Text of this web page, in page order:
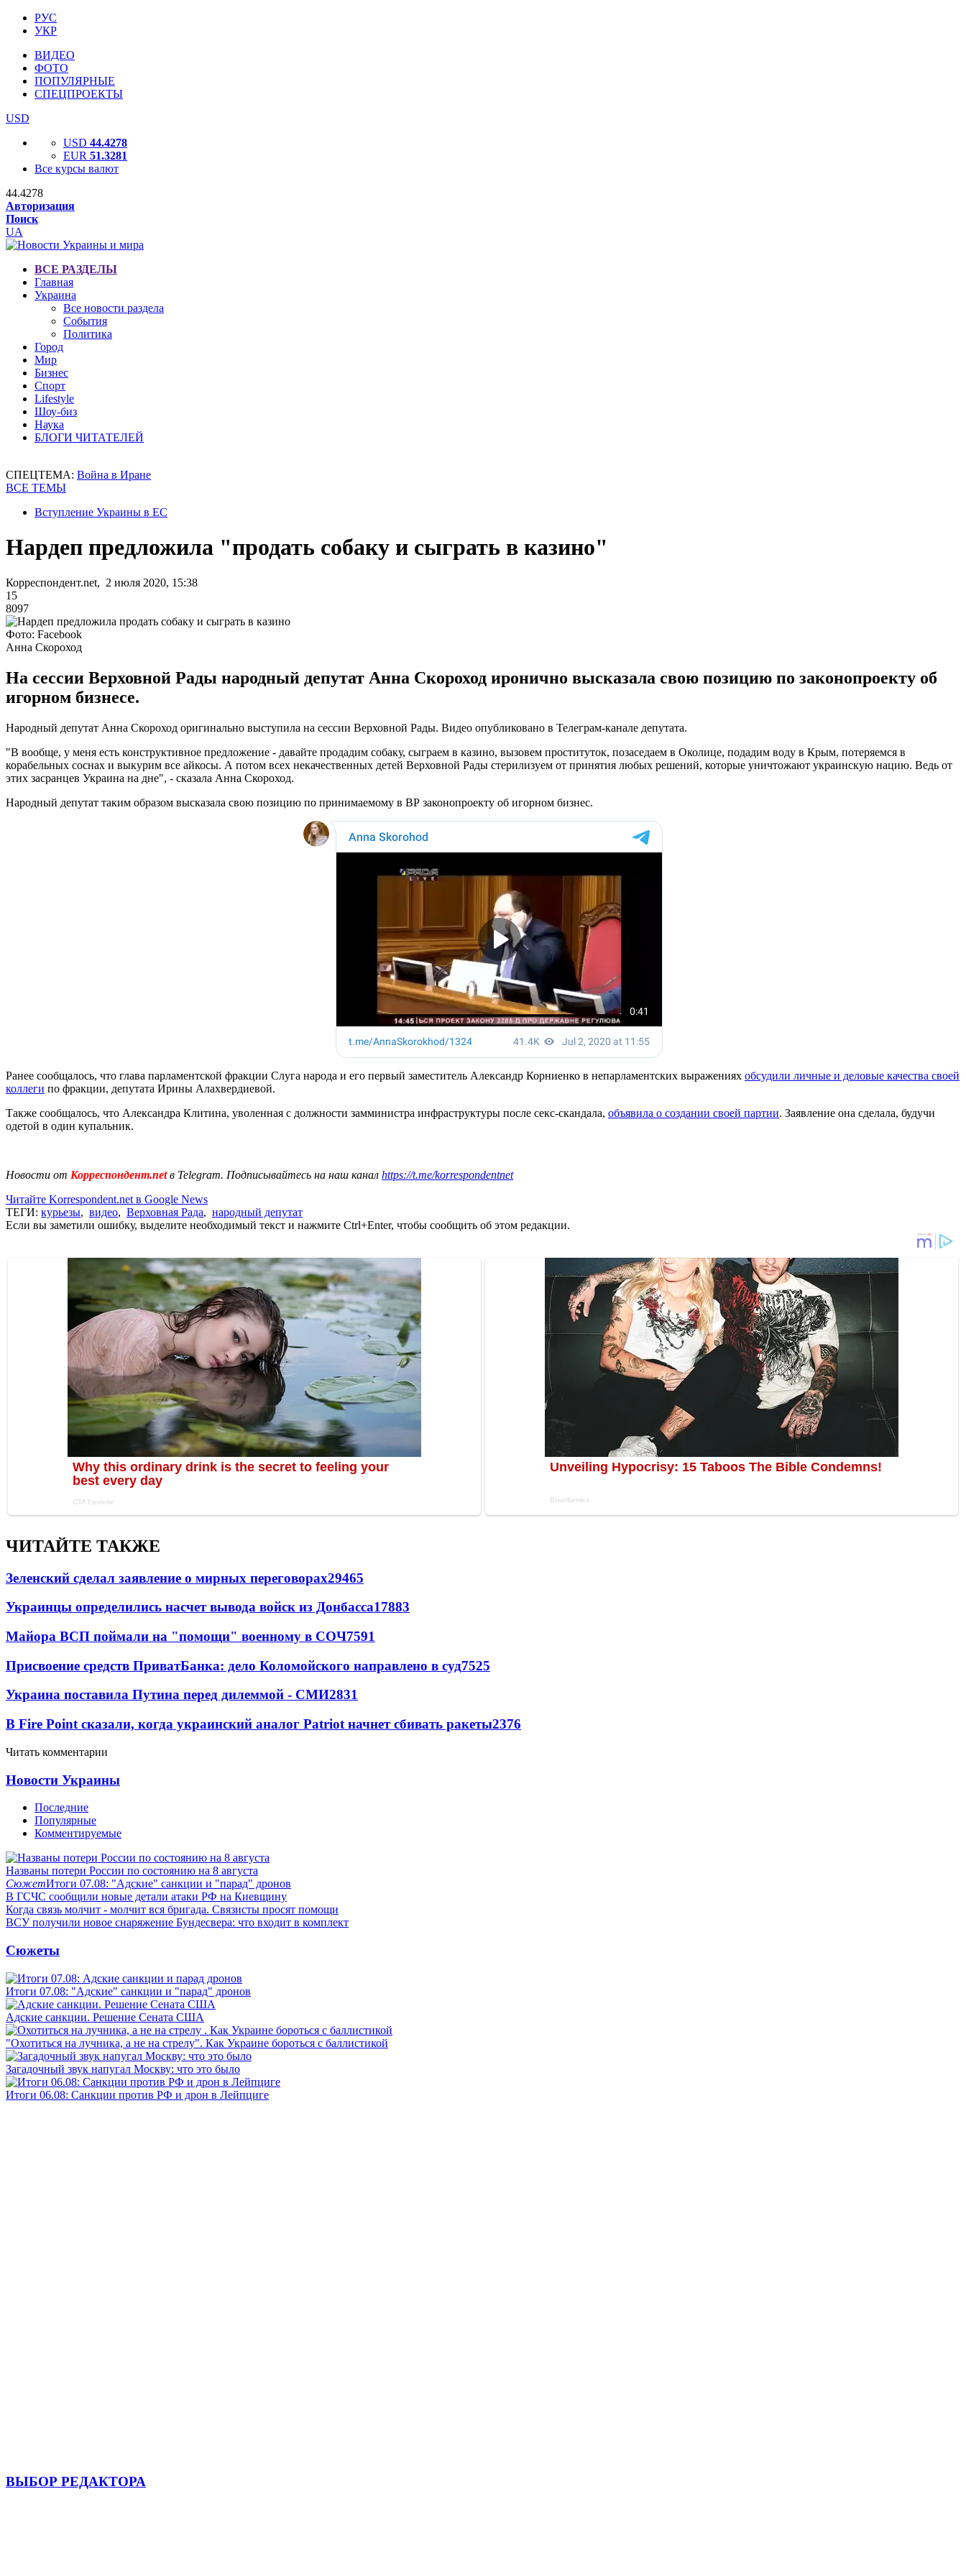
РУС
УКР
ВИДЕО
ФОТО
ПОПУЛЯРНЫЕ
СПЕЦПРОЕКТЫ
USD
USD 44.4278
EUR 51.3281
Все курсы валют
44.4278
Авторизация
Поиск
UA
ВСЕ РАЗДЕЛЫ
Главная
Украина
Все новости раздела
События
Политика
Город
Мир
Бизнес
Спорт
Lifestyle
Шоу-биз
Наука
БЛОГИ ЧИТАТЕЛЕЙ
СПЕЦТЕМА: Война в Иране
ВСЕ ТЕМЫ
Вступление Украины в ЕС
Нардеп предложила "продать собаку и сыграть в казино"
Корреспондент.net, 2 июля 2020, 15:38
15
8097
Фото: Facebook
Анна Скороход
На сессии Верховной Рады народный депутат Анна Скороход иронично высказала свою позицию по законопроекту об
игорном бизнесе.
Народный депутат Анна Скороход оригинально выступила на сессии Верховной Рады. Видео опубликовано в Телеграм-канале депутата.
"В вообще, у меня есть конструктивное предложение - давайте продадим собаку, сыграем в казино, вызовем проституток, позаседаем в Околице, подадим воду в Крым, потеряемся в
корабельных соснах и выкурим все айкосы. А потом всех некачественных детей Верховной Рады стерилизуем от принятия любых решений, которые уничтожают украинскую нацию. Ведь от
этих засранцев Украина на дне", - сказала Анна Скороход.
Народный депутат таким образом высказала свою позицию по принимаемому в ВР законопроекту об игорном бизнес.
Ранее сообщалось, что глава парламентской фракции Слуга народа и его первый заместитель Александр Корниенко в непарламентских выражениях обсудили личные и деловые качества своей
коллеги по фракции, депутата Ирины Алахвердиевой.
Также сообщалось, что Александра Клитина, уволенная с должности замминистра инфраструктуры после секс-скандала, объявила о создании своей партии. Заявление она сделала, будучи
одетой в один купальник.
Новости от Корреспондент.netв Telegram. Подписывайтесь на наш канал https://t.me/korrespondentnet
Читайте Korrespondent.net в Google News
ТЕГИ: курьезы, видео, Верховная Рада, народный депутат
Если вы заметили ошибку, выделите необходимый текст и нажмите Ctrl+Enter, чтобы сообщить об этом редакции.
ЧИТАЙТЕ ТАКЖЕ
Зеленский сделал заявление о мирных переговорах29465
Украинцы определились насчет вывода войск из Донбасса17883
Майора ВСП поймали на "помощи" военному в СОЧ7591
Присвоение средств ПриватБанка: дело Коломойского направлено в суд7525
Украина поставила Путина перед дилеммой - СМИ2831
В Fire Point сказали, когда украинский аналог Patriot начнет сбивать ракеты2376
Читать комментарии
Новости Украины
Последние
Популярные
Комментируемые
Названы потери России по состоянию на 8 августа
СюжетИтоги 07.08: "Адские" санкции и "парад" дронов
В ГСЧС сообщили новые детали атаки РФ на Киевщину
Когда связь молчит - молчит вся бригада. Связисты просят помощи
ВСУ получили новое снаряжение Бундесвера: что входит в комплект
Сюжеты
Итоги 07.08: "Адские" санкции и "парад" дронов
Адские санкции. Решение Сената США
"Охотиться на лучника, а не на стрелу". Как Украине бороться с баллистикой
Загадочный звук напугал Москву: что это было
Итоги 06.08: Санкции против РФ и дрон в Лейпциге
ВЫБОР РЕДАКТОРА